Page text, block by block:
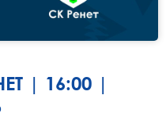
| 16:00 |